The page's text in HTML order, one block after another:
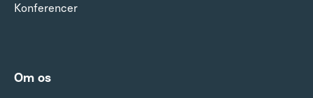
Konferencer
Om os